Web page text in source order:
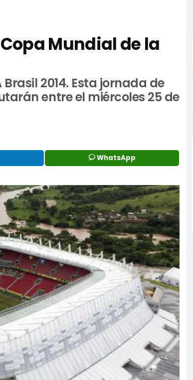
Mundial de la
2014. Esta jornada de
entre el miércoles 25 de
WhatsApp